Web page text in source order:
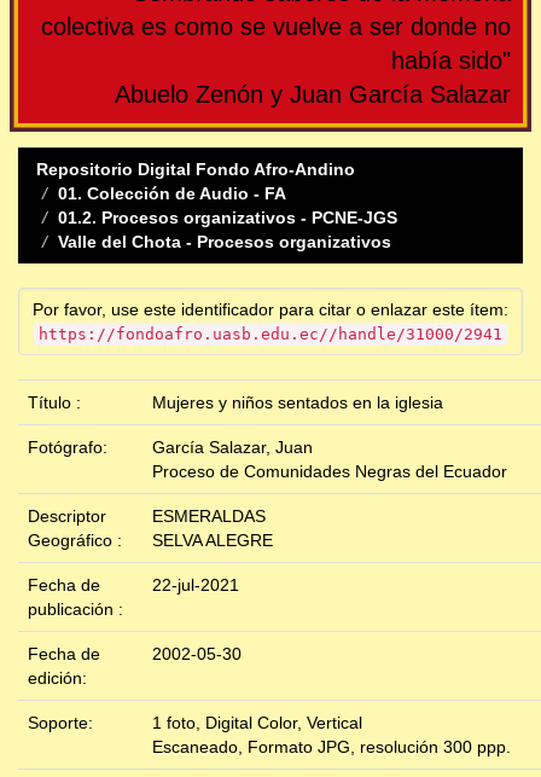
colectiva es como se vuelve a ser donde no
había sido"
Abuelo Zenón y Juan García Salazar
Repositorio Digital Fondo Afro-Andino
01. Colección de Audio - FA
01.2. Procesos organizativos - PCNE-JGS
Valle del Chota - Procesos organizativos
Por favor, use este identificador para citar o enlazar este ítem:
https://fondoafro.uasb.edu.ec//handle/31000/2941
Título : Mujeres y niños sentados en la iglesia
Fotógrafo:
García Salazar, Juan
Proceso de Comunidades Negras del Ecuador
Descriptor
Geográfico :
ESMERALDAS
SELVA ALEGRE
Fecha de
publicación :
22-jul-2021
Fecha de
edición:
2002-05-30
Soporte:
1 foto, Digital Color, Vertical
Escaneado, Formato JPG, resolución 300 ppp.